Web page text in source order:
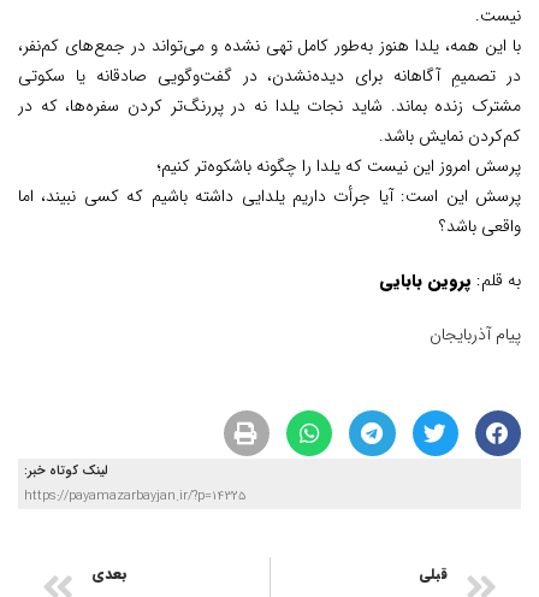
نیست.
با این همه، یلدا هنوز به‌طور کامل تهی نشده و می‌تواند در جمع‌های کم‌نفر،
در تصمیمِ آگاهانه برای دیده‌نشدن، در گفت‌وگویی صادقانه یا سکوتی
مشترک زنده بماند. شاید نجات یلدا نه در پررنگ‌تر کردن سفره‌ها، که در
کم‌کردن نمایش باشد.
پرسش امروز این نیست که یلدا را چگونه باشکوه‌تر کنیم؛
پرسش این است: آیا جرأت داریم یلدایی داشته باشیم که کسی نبیند، اما
واقعی باشد؟
به قلم: پروین بابایی
پیام آذربایجان
لینک کوتاه خبر:
https://payamazarbayjan.ir/?p=14325
قبلی بعدی